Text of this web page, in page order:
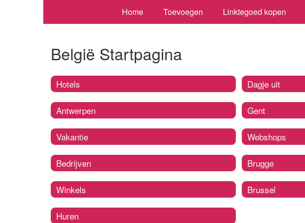
Home Toevoegen Linktegoed kopen
België Startpagina
Hotels
Antwerpen
Vakantie
Bedrijven
Winkels
Huren
Dagje uit
Gent
Webshops
Brugge
Brussel